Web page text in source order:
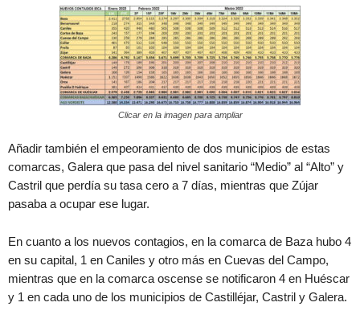
Clicar en la imagen para ampliar
Añadir también el empeoramiento de dos municipios de estas
comarcas, Galera que pasa del nivel sanitario “Medio” al “Alto” y
Castril que perdía su tasa cero a 7 días, mientras que Zújar
pasaba a ocupar ese lugar.
En cuanto a los nuevos contagios, en la comarca de Baza hubo 4
en su capital, 1 en Caniles y otro más en Cuevas del Campo,
mientras que en la comarca oscense se notificaron 4 en Huéscar
y 1 en cada uno de los municipios de Castilléjar, Castril y Galera.